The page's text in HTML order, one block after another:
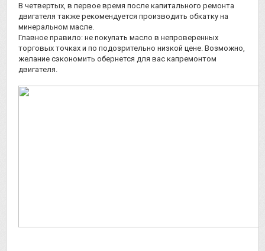
В четвертых, в первое время после капитального ремонта
двигателя также рекомендуется производить обкатку на
минеральном масле.
Главное правило: не покупать масло в непроверенных
торговых точках и по подозрительно низкой цене. Возможно,
желание сэкономить обернется для вас капремонтом
двигателя.